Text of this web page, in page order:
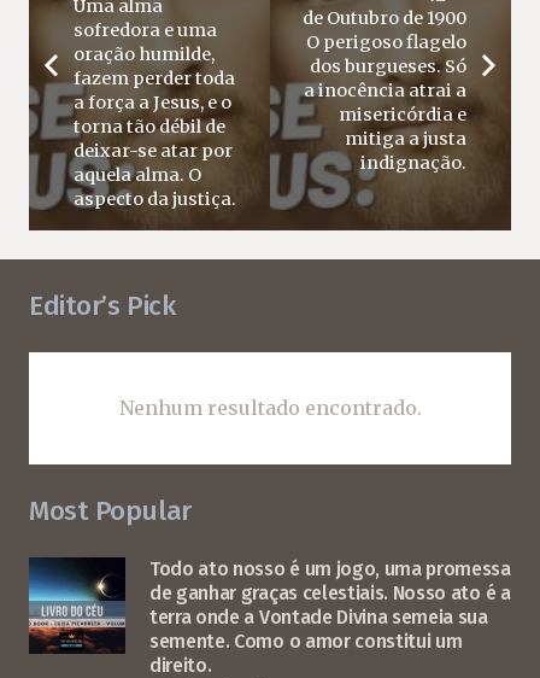
Uma alma
sofredora e uma
oração humilde,
fazem perder toda
a força a Jesus, e o
torna tão débil de
deixar-se atar por
aquela alma. O
aspecto da justiça.
de Outubro de 1900
O perigoso flagelo
dos burgueses. Só
a inocência atrai a
misericórdia e
mitiga a justa
indignação.
Editor’s Pick
Nenhum resultado encontrado.
Most Popular
Todo ato nosso é um jogo, uma promessa
de ganhar graças celestiais. Nosso ato é a
terra onde a Vontade Divina semeia sua
semente. Como o amor constitui um
direito.